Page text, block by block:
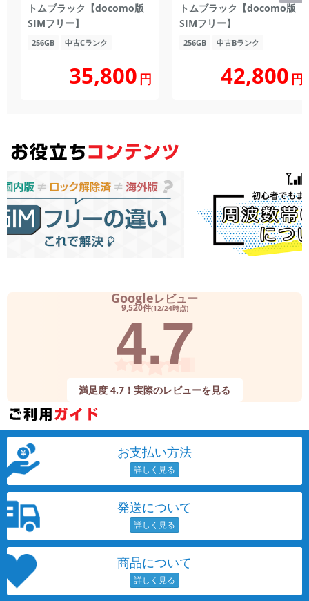
トムブラック【docomo版
SIMフリー】
256GB 中古Cランク
35,800円
トムブラック【docomo版
SIMフリー】
256GB 中古Bランク
42,800円
Googleレビュー
9,520件(12/24時点)
4.7
満足度 4.7！実際のレビューを見る
お支払い方法
発送について
商品について